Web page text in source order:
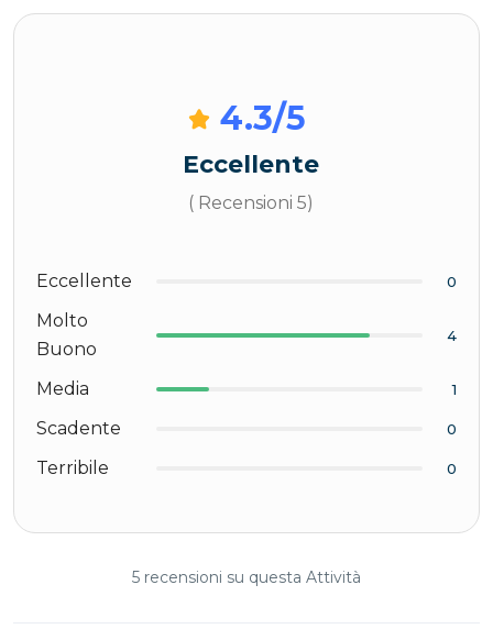
4.3/5
Eccellente
( Recensioni 5)
Eccellente 0
Molto
Buono
4
Media 1
Scadente 0
Terribile 0
5 recensioni su questa Attività